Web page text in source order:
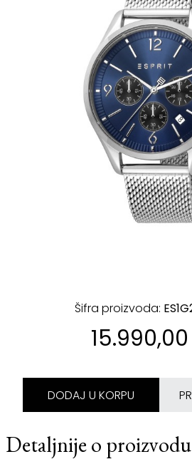
Šifra proizvoda:
DODAJ U KORPU
Detaljnije o